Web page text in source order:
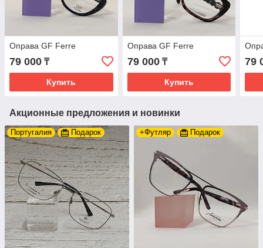
Оправа GF Ferre
79 000 ₸
Купить
Оправа GF Ferre
79 000₸
Купить
79
Акционные предложения и новинки
Португалия Подарок +Футляр Подарок